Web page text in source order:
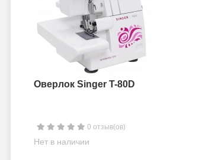
Оверлок Singer T-80D
0 отзыв(ов)
Нет в наличии